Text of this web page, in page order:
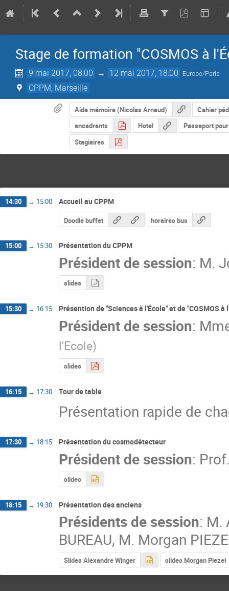
Stage de formation "COSMOS à
9 mai 2017, 08:00 → 12 mai 2017, 18:00 Europe/Paris
CPPM, Marseille
Aide mémoire (Nicolas Arnaud)
Cahier
encadrants
Hotel
Passeport
Stagiaires
14:30 → 15:00 Accueil au CPPM
Doodle buffet horaires bus
15:00 → 15:30 Présentation du CPPM
Président de session: M.
slides
15:30 → 16:15 Présention de "Sciences à l'École" et de "COSMOS à
Président de session:
l'Ecole)
slides
16:15 → 17:30 Tour de table
Présentation rapide de
17:30 → 18:15 Présentation du cosmodétecteur
Président de session:
slides
18:15 → 19:30 Présentation des anciens
Présidents de session: M.
BUREAU, M. Morgan
Slides Alexandre Winger slides Morgan Piezel